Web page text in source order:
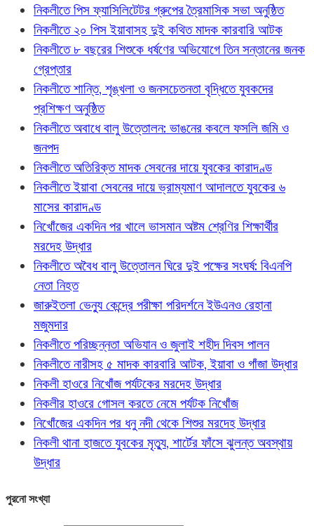
নিকলীতে পিস ফ্যাসিলিটেটর গ্রুপের ত্রৈমাসিক সভা অনুষ্ঠিত
নিকলীতে ২০ পিস ইয়াবাসহ দুই কথিত মাদক কারবারি আটক
নিকলীতে ৮ বছরের শিশুকে ধর্ষণের অভিযোগে তিন সন্তানের জনক
গ্রেপ্তার
নিকলীতে শান্তি, শৃঙ্খলা ও জনসচেতনতা বৃদ্ধিতে যুবকদের
প্রশিক্ষণ অনুষ্ঠিত
নিকলীতে অবাধে বালু উত্তোলন: ভাঙনের কবলে ফসলি জমি ও
জনপদ
নিকলীতে অতিরিক্ত মাদক সেবনের দায়ে যুবকের কারাদণ্ড
নিকলীতে ইয়াবা সেবনের দায়ে ভ্রাম্যমাণ আদালতে যুবকের ৬
মাসের কারাদণ্ড
নিখোঁজের একদিন পর খালে ভাসমান অষ্টম শ্রেণির শিক্ষার্থীর
মরদেহ উদ্ধার
নিকলীতে অবৈধ বালু উত্তোলন ঘিরে দুই পক্ষের সংঘর্ষ: বিএনপি
নেতা নিহত
জারুইতলা ভেন্যু কেন্দ্রে পরীক্ষা পরিদর্শনে ইউএনও রেহানা
মজুমদার
নিকলীতে পরিচ্ছন্নতা অভিযান ও জুলাই শহীদ দিবস পালন
নিকলীতে নারীসহ ৫ মাদক কারবারি আটক, ইয়াবা ও গাঁজা উদ্ধার
নিকলী হাওরে নিখোঁজ পর্যটকের মরদেহ উদ্ধার
নিকলীর হাওরে গোসল করতে নেমে পর্যটক নিখোঁজ
নিখোঁজের একদিন পর ধনু নদী থেকে শিশুর মরদেহ উদ্ধার
নিকলী থানা হাজতে যুবকের মৃত্যু, শার্টের ফাঁসে ঝুলন্ত অবস্থায়
উদ্ধার
পুরনো সংখ্যা